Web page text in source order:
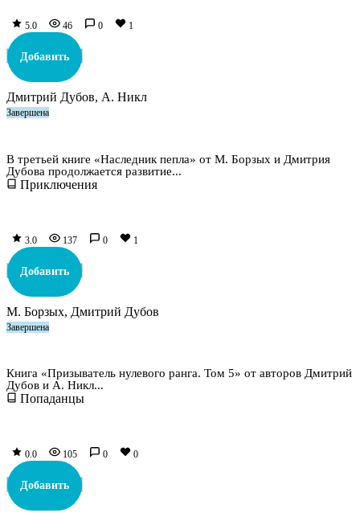
5.0 46 0 1
Добавить
Дмитрий Дубов, А. Никл
Завершена
В третьей книге «Наследник пепла» от М. Борзых и Дмитрия
Дубова продолжается развитие...
Приключения
3.0 137 0 1
Добавить
М. Борзых, Дмитрий Дубов
Завершена
Книга «Призыватель нулевого ранга. Том 5» от авторов Дмитрий
Дубов и А. Никл...
Попаданцы
0.0 105 0 0
Добавить